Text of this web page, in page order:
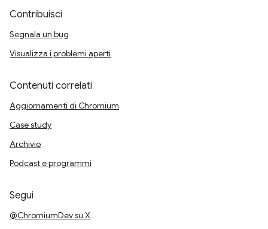
Contribuisci
Segnala un bug
Visualizza i problemi aperti
Contenuti correlati
Aggiornamenti di Chromium
Case study
Archivio
Podcast e programmi
Segui
@ChromiumDev su X